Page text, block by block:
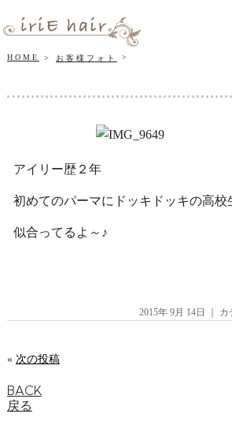
HOME お客様フォト
アイリー歴２年
初めてのパーマにドッキドッキの高
似合ってるよ～♪
2015年 9月 14日 ｜ カ
« 次の投稿
BACK
戻る